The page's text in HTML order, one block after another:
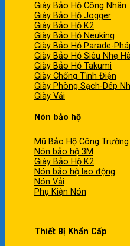
Giày Bảo Hộ Công Nhân
Giày Bảo Hộ Jogger
Giày Bảo Hộ K2
Giày Bảo Hộ Neuking
Giày Bảo Hộ Parade-
Giày Bảo Hộ Siêu Nhẹ
Giày Bảo Hộ Takumi
Giày Chống Tĩnh Điện
Giày Phòng Sạch-Dép
Giày Vải
Nón bảo hộ
Mũ Bảo Hộ Công Trường
Nón bảo hộ 3M
Giày Bảo Hộ K2
Nón bảo hộ lao động
Nón Vải
Phụ Kiện Nón
Thiết Bị Khẩn Cấp